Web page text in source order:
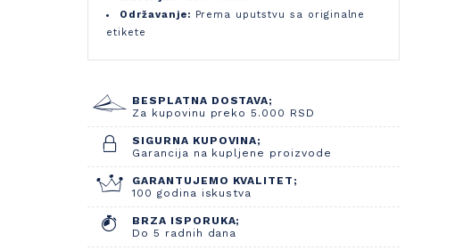
Održavanje: Prema uputstvu sa originalne
etikete
BESPLATNA DOSTAVA;
Za kupovinu preko 5.000 RSD
SIGURNA KUPOVINA;
Garancija na kupljene proizvode
GARANTUJEMO KVALITET;
100 godina iskustva
BRZA ISPORUKA;
Do 5 radnih dana